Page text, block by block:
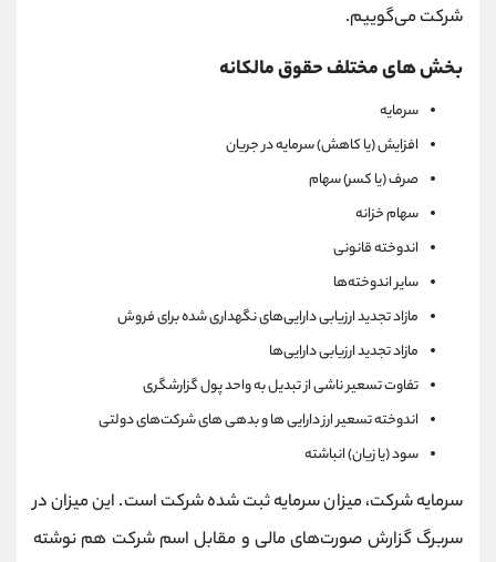
شرکت می‌گوییم.
بخش های مختلف حقوق مالکانه
سرمایه
افزایش (یا کاهش) سرمایه در جریان
صرف (یا کسر) سهام
سهام خزانه
اندوخته قانونی
سایر اندوخته‌ها
مازاد تجدید ارزیابی دارایی‌های نگهداری شده برای فروش
مازاد تجدید ارزیابی دارایی‌ها
تفاوت تسعیر ناشی از تبدیل به واحد پول گزارشگری
اندوخته تسعیر ارز دارایی ها و بدهی های شرکت‌های دولتی
سود (یا زیان) انباشته
سرمایه شرکت، میزان سرمایه ثبت شده شرکت است. این میزان در
سربرگ گزارش صورت‌های مالی و مقابل اسم شرکت هم نوشته